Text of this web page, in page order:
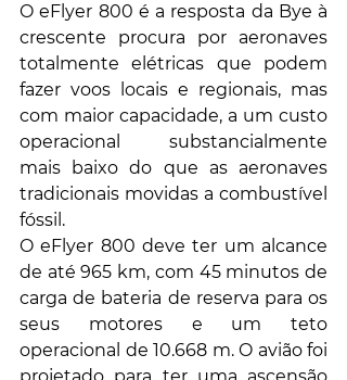
O eFlyer 800 é a resposta da Bye à
crescente procura por aeronaves
totalmente elétricas que podem
fazer voos locais e regionais, mas
com maior capacidade, a um custo
operacional substancialmente
mais baixo do que as aeronaves
tradicionais movidas a combustível
fóssil.
O eFlyer 800 deve ter um alcance
de até 965 km, com 45 minutos de
carga de bateria de reserva para os
seus motores e um teto
operacional de 10.668 m. O avião foi